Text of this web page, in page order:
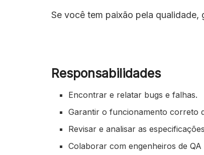
Se você tem paixão pela
Responsabilidades
Encontrar e relatar bugs e falhas.
Garantir o funcionamento correto
Revisar e analisar as
Colaborar com engenheiros de